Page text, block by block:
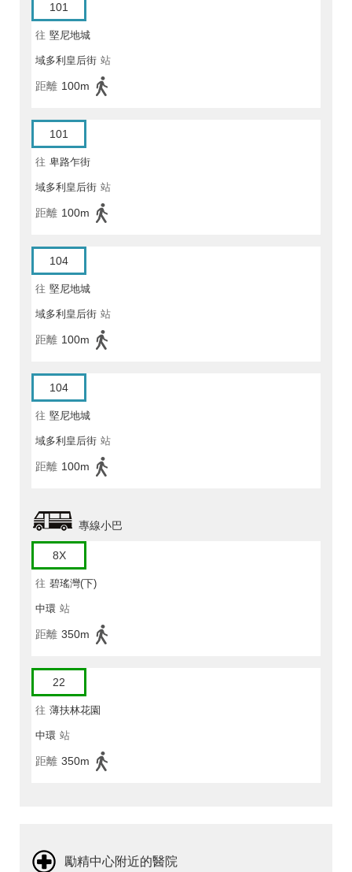
101
往 堅尼地城
域多利皇后街 站
距離 100m
101
往 卑路乍街
域多利皇后街 站
距離 100m
104
往 堅尼地城
域多利皇后街 站
距離 100m
104
往 堅尼地城
域多利皇后街 站
距離 100m
專線小巴
8X
往 碧瑤灣(下)
中環 站
距離 350m
22
往 薄扶林花園
中環 站
距離 350m
勵精中心附近的醫院